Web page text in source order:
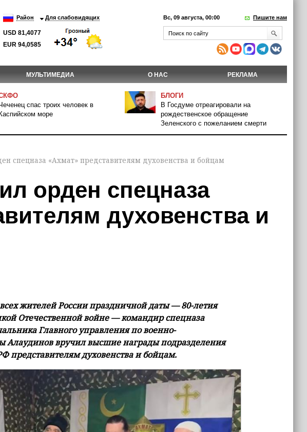
Район Для слабовидящих
USD 81,4077
EUR 94,0585
Вс, 09 августа, 00:00 Пишите нам
МУЛЬТИМЕДИА О НАС РЕКЛАМА
спас троих человек в
Каспийском море
БЛОГИ
В Госдуме отреагировали на
рождественское обращение
Зеленского с пожеланием смерти
спецназа «Ахмат» представителям духовенства и бойцам
орден спецназа
духовенства и
жителей России праздничной даты — 80-летия
Отечественной войне — командир спецназа
Главного управления по военно-
Алаудинов вручил высшие награды подразделения
представителям духовенства и бойцам.